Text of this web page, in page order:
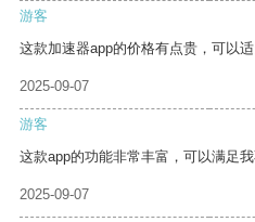
游客
这款加速器app的价格有点贵，可以
2025-09-07
游客
这款app的功能非常丰富，可以满足我
2025-09-07